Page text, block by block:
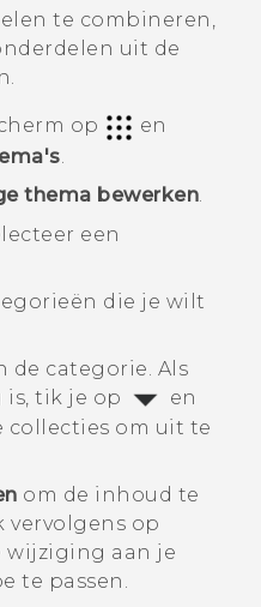
te combineren,
uit de
op
en
thema bewerken
een
die je wilt
de categorie. Als
is, tik je op
en
collecties om uit te
om de inhoud te
vervolgens op
wijziging aan je
te passen.